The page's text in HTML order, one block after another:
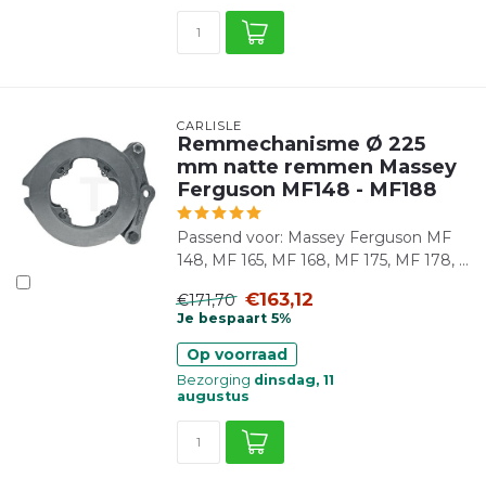
CARLISLE
Remmechanisme Ø 225
mm natte remmen Massey
Ferguson MF148 - MF188
Passend voor: Massey Ferguson MF
148, MF 165, MF 168, MF 175, MF 178, ...
€171,70 €163,12
Je bespaart 5%
Op voorraad
Bezorging dinsdag, 11
augustus